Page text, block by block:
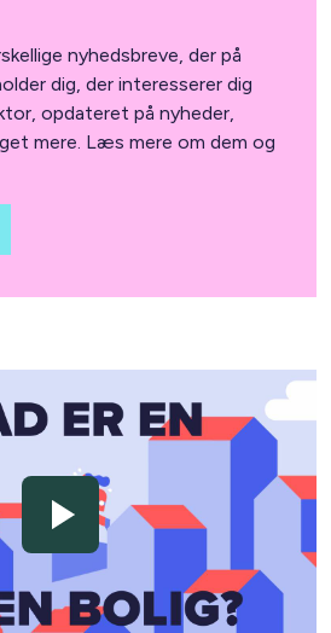
nyhedsbreve, der på
dig, der interesserer dig
opdateret på nyheder,
mere. Læs mere om dem og